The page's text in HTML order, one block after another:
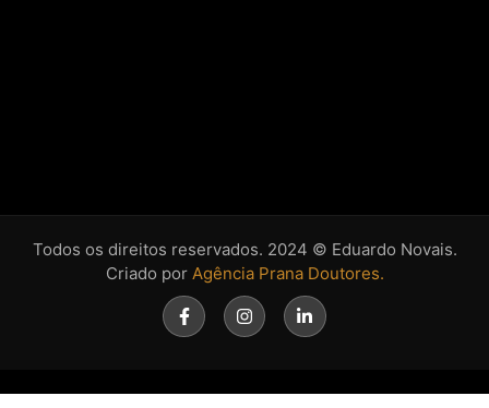
Todos os direitos reservados. 2024 © Eduardo Novais.
Criado por Agência Prana Doutores.